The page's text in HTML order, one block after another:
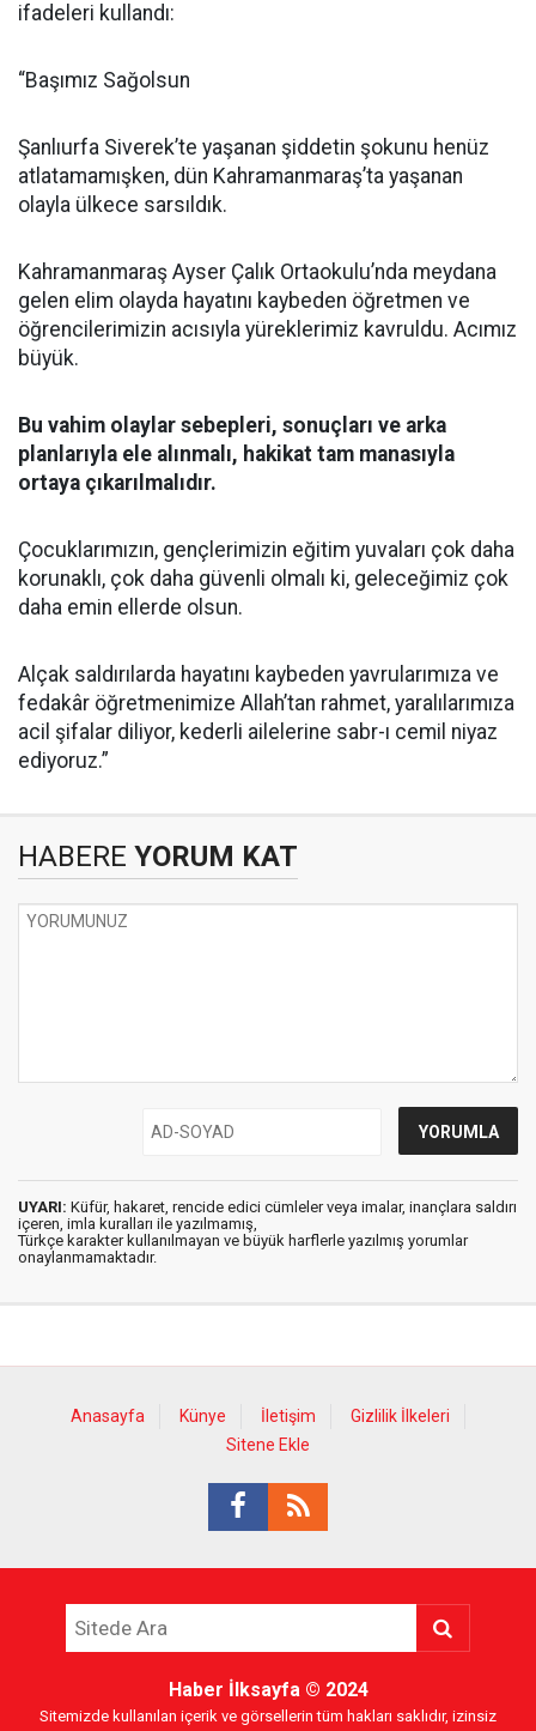
ifadeleri kullandı:
“Başımız Sağolsun
Şanlıurfa Siverek’te yaşanan şiddetin şokunu henüz
atlatamamışken, dün Kahramanmaraş’ta yaşanan
olayla ülkece sarsıldık.
Kahramanmaraş Ayser Çalık Ortaokulu’nda meydana
gelen elim olayda hayatını kaybeden öğretmen ve
öğrencilerimizin acısıyla yüreklerimiz kavruldu. Acımız
büyük.
Bu vahim olaylar sebepleri, sonuçları ve arka
planlarıyla ele alınmalı, hakikat tam manasıyla
ortaya çıkarılmalıdır.
Çocuklarımızın, gençlerimizin eğitim yuvaları çok daha
korunaklı, çok daha güvenli olmalı ki, geleceğimiz çok
daha emin ellerde olsun.
Alçak saldırılarda hayatını kaybeden yavrularımıza ve
fedakâr öğretmenimize Allah’tan rahmet, yaralılarımıza
acil şifalar diliyor, kederli ailelerine sabr-ı cemil niyaz
ediyoruz.”
HABERE YORUM KAT
UYARI: Küfür, hakaret, rencide edici cümleler veya imalar, inançlara saldırı
içeren, imla kuralları ile yazılmamış,
Türkçe karakter kullanılmayan ve büyük harflerle yazılmış yorumlar
onaylanmamaktadır.
Anasayfa Künye İletişim
Gizlilik İlkeleri
Sitene Ekle
Haber İlksayfa© 2024
Sitemizde kullanılan içerik ve görsellerin tüm hakları saklıdır, izinsiz